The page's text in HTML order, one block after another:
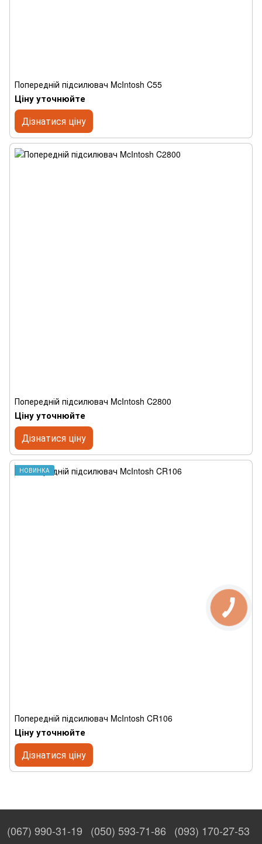
Попередній підсилювач McIntosh C55
Ціну уточнюйте
Дізнатися ціну
Попередній підсилювач McIntosh C2800
Ціну уточнюйте
Дізнатися ціну
НОВИНКА
Попередній підсилювач McIntosh CR106
Ціну уточнюйте
Дізнатися ціну
(067) 990-31-19 (050) 593-71-86 (093) 170-27-53